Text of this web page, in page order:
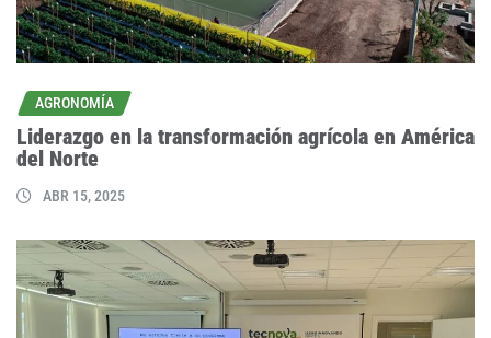
AGRONOMÍA
Liderazgo en la transformación agrícola en América
del Norte
ABR 15, 2025